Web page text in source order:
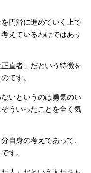
円滑に進めていく上で
えているわけではあり
直者」だという特徴を
です。
いというのは勇気のい
ういったことを全く気
自身の考えであって、
す。